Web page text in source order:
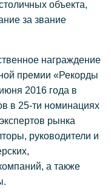
объекта,
за звание
награждение
премии «Рекорды
2016 года в
в 25-ти номинациях
рынка
руководители и
а также